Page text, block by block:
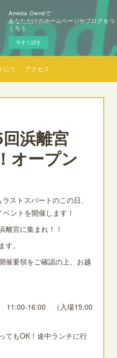
Ameba Owndで
あなただけのホームページやブログをつ
くろう
今すぐ試す
についてアクセス
回浜離宮
オープン
ストスパートのこの日、
ントを開催します！
離宮に集まれ！！
。
催要領をご確認の上、お越
11:00-16:00 （入場15:00
OK！途中ランチに行